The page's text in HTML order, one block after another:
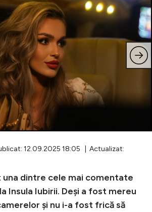
TV
News
12.09.2025 18:05 | Actualizat:
una dintre cele mai comentate
Insula Iubirii. Deși a fost mereu
și nu i-a fost frică să